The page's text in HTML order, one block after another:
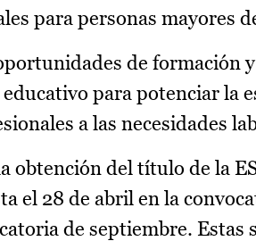
para personas mayores
de formación
para potenciar la
a las necesidades
obtención del título de la
el 28 de abril en la
de septiembre. Estas